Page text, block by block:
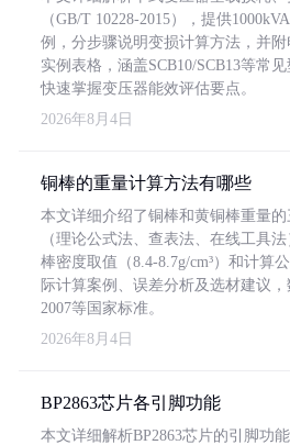
（GB/T 10228-2015），提供
例，分步骤说明变损计算方法，并
实例表格，涵盖SCB10/SCB13等常
快速掌握变压器能效评估要点。
2026年8月4日
铜棒的重量计算方法有哪些
本文详细介绍了铜棒和黄铜棒重量
（理论公式法、查表法、在线工具
棒密度取值（8.4-8.7g/cm³）和计算
际计算案例、误差分析及选材建议
2007等国家标准。
2026年8月4日
BP2863芯片各引脚功能
本文详细解析BP2863芯片的引脚功